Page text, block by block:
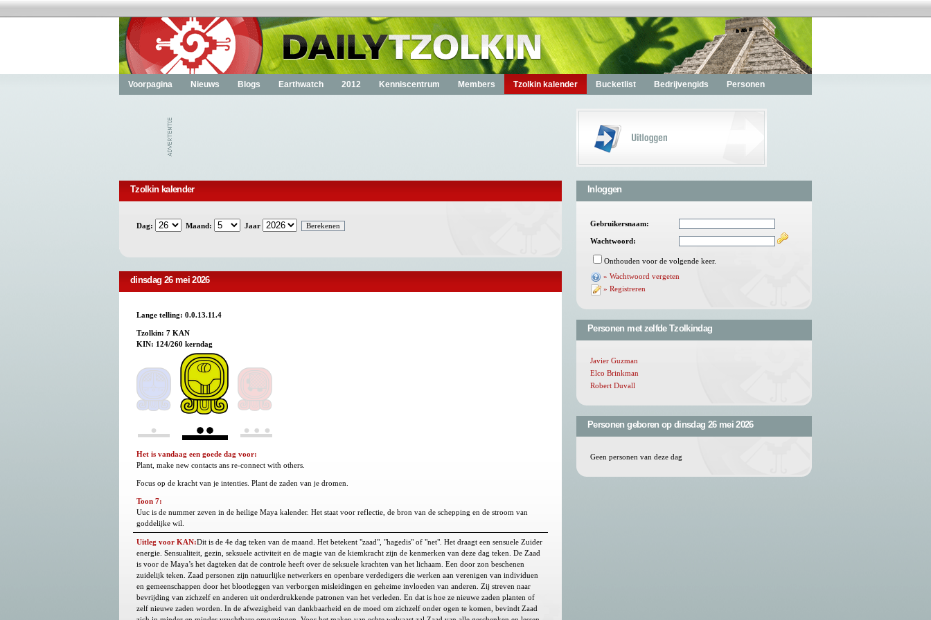
Voorpagina Nieuws Blogs Earthwatch 2012 Kenniscentrum Members Tzolkin kalender Bucketlist Bedrijvengids Personen
Inloggen
Gebruikersnaam:
Wachtwoord:
Onthouden voor de volgende keer.
» Wachtwoord vergeten
» Registreren
Personen met zelfde Tzolkindag
Javier Guzman
Elco Brinkman
Robert Duvall
Personen geboren op dinsdag 26 mei 2026
Geen personen van deze dag
Tzolkin kalender
Dag: Maand: Jaar
dinsdag 26 mei 2026
Lange telling: 0.0.13.11.4
Tzolkin: 7 KAN
KIN: 124/260 kerndag
Het is vandaag een goede dag voor:
Plant, make new contacts ans re-connect with others.
Focus op de kracht van je intenties. Plant de zaden van je dromen.
Toon 7:
Uuc is de nummer zeven in de heilige Maya kalender. Het staat voor reflectie, de bron van de schepping en de stroom van
goddelijke wil.
Uitleg voor KAN:Dit is de 4e dag teken van de maand. Het betekent "zaad", "hagedis" of "net". Het draagt een sensuele Zuider
energie. Sensualiteit, gezin, seksuele activiteit en de magie van de kiemkracht zijn de kenmerken van deze dag teken. De Zaad
is voor de Maya’s het dagteken dat de controle heeft over de seksuele krachten van het lichaam. Een door zon beschenen
zuidelijk teken. Zaad personen zijn natuurlijke netwerkers en openbare verdedigers die werken aan verenigen van individuen
en gemeenschappen door het blootleggen van verborgen misleidingen en geheime invloeden van anderen. Zij streven naar
bevrijding van zichzelf en anderen uit onderdrukkende patronen van het verleden. En dat is hoe ze nieuwe zaden planten of
zelf nieuwe zaden worden. In de afwezigheid van dankbaarheid en de moed om zichzelf onder ogen te komen, bevindt Zaad